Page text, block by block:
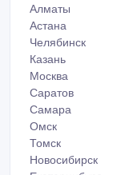
Алматы
Астана
Челябинск
Казань
Москва
Саратов
Самара
Омск
Томск
Новосибирск